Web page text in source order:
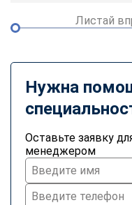
Листай
Нужна
Оставьте заявку
менеджером